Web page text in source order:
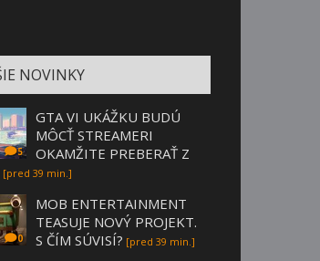
NOVINKY
5
GTA VI UKÁŽKU BUDÚ
MÔCŤ STREAMERI
OKAMŽITE PREBERAŤ Z
[pred 39 min.]
0
MOB ENTERTAINMENT
TEASUJE NOVÝ PROJEKT.
S ČÍM SÚVISÍ? [pred 39 min.]